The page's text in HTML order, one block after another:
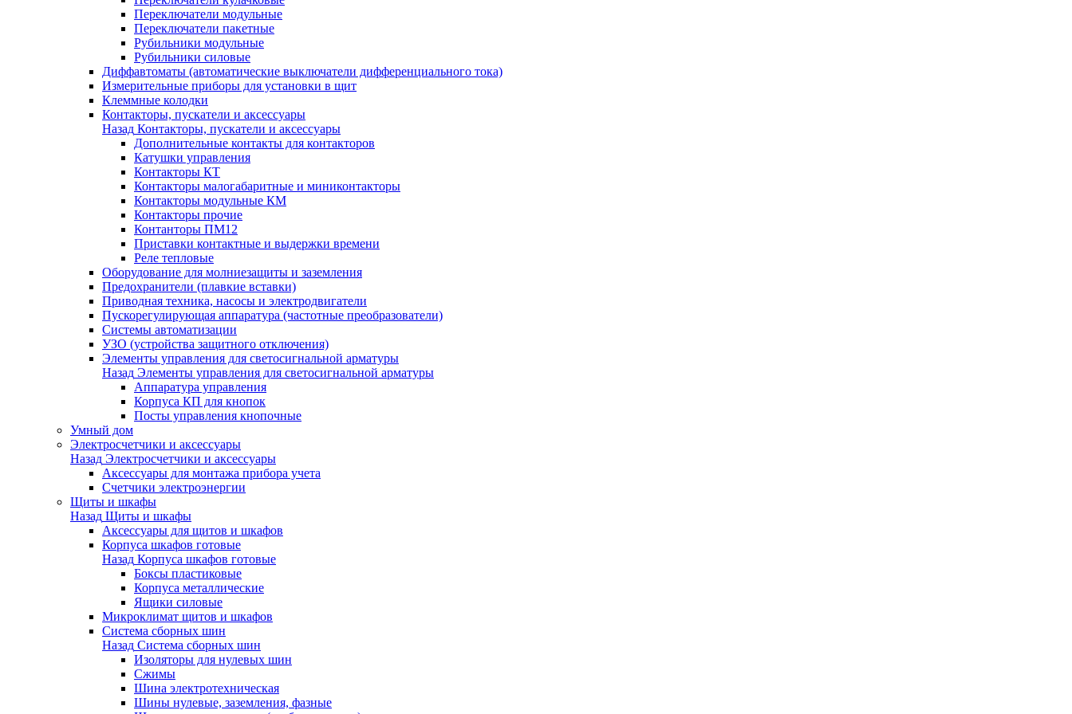
Переключатели модульные
Переключатели пакетные
Рубильники модульные
Рубильники силовые
Диффавтоматы (автоматические выключатели дифференциального тока)
Измерительные приборы для установки в щит
Клеммные колодки
Контакторы, пускатели и аксессуары
Назад Контакторы, пускатели и аксессуары
Дополнительные контакты для контакторов
Катушки управления
Контакторы КТ
Контакторы малогабаритные и миниконтакторы
Контакторы модульные КМ
Контакторы прочие
Контанторы ПМ12
Приставки контактные и выдержки времени
Реле тепловые
Оборудование для молниезащиты и заземления
Предохранители (плавкие вставки)
Приводная техника, насосы и электродвигатели
Пускорегулирующая аппаратура (частотные преобразователи)
Системы автоматизации
УЗО (устройства защитного отключения)
Элементы управления для светосигнальной арматуры
Назад Элементы управления для светосигнальной арматуры
Аппаратура управления
Корпуса КП для кнопок
Посты управления кнопочные
Умный дом
Электросчетчики и аксессуары
Назад Электросчетчики и аксессуары
Аксессуары для монтажа прибора учета
Счетчики электроэнергии
Щиты и шкафы
Назад Щиты и шкафы
Аксессуары для щитов и шкафов
Корпуса шкафов готовые
Назад Корпуса шкафов готовые
Боксы пластиковые
Корпуса металлические
Ящики силовые
Микроклимат щитов и шкафов
Система сборных шин
Назад Система сборных шин
Изоляторы для нулевых шин
Сжимы
Шина электротехническая
Шины нулевые, заземления, фазные